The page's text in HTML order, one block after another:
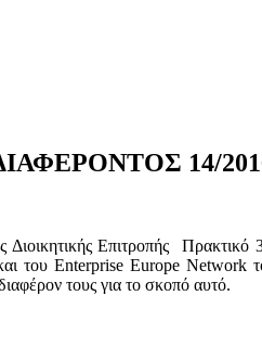
14/
Επιτροπής
του Enterprise Europe Network
τους για το σκοπό αυτό.